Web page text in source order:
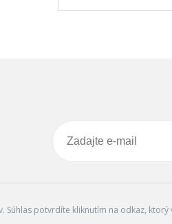
potvrdíte kliknutím na odkaz, ktorý